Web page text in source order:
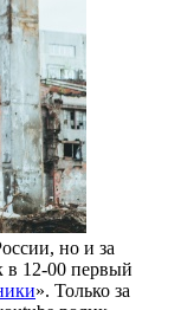
но и за
в 12-00 первый
». Только за